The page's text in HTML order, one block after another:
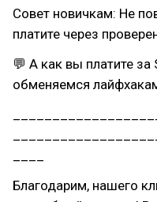
Совет новичкам: Не
платите через
💬 А как вы платите
обменяемся
Благодарим, нашего